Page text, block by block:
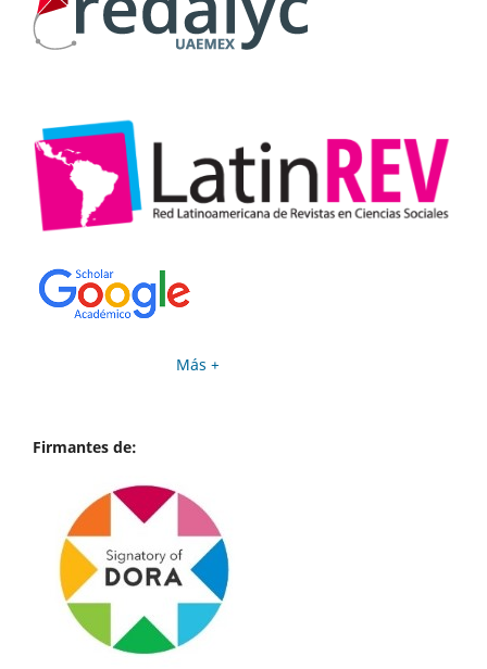
Más +
Firmantes de: